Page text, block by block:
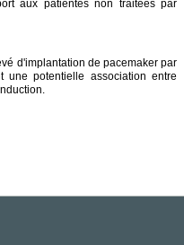
aux patientes non traitées par
d'implantation de pacemaker par
potentielle association entre